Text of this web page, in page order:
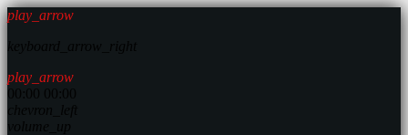
play_arrow
play_arrow